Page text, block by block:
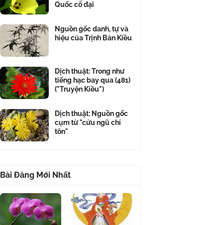
Quốc cổ đại
Nguồn gốc danh, tự và
hiệu của Trịnh Bản Kiều
Dịch thuật: Trong như
tiếng hạc bay qua (481)
("Truyện Kiều")
Dịch thuật: Nguồn gốc
cụm từ "cửu ngũ chí
tôn"
Bài Đăng Mới Nhất